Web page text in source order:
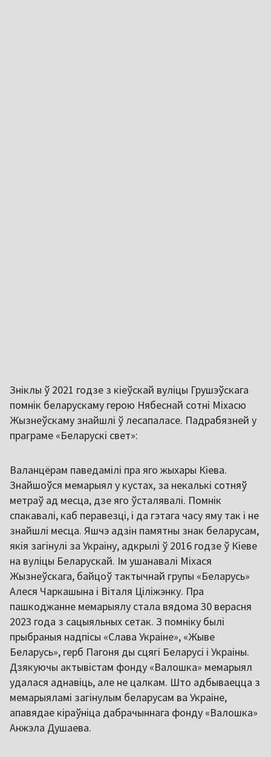
Зніклы ў 2021 годзе з кіеўскай вуліцы Грушэўскага
помнік беларускаму герою Нябеснай сотні Міхасю
Жызнеўскаму знайшлі ў лесапаласе. Падрабязней у
праграме «Беларускі свет»:
Валанцёрам паведамілі пра яго жыхары Кіева.
Знайшоўся мемарыял у кустах, за некалькі сотняў
метраў ад месца, дзе яго ўсталявалі. Помнік
спакавалі, каб перавезці, і да гэтага часу яму так і не
знайшлі месца. Яшчэ адзін памятны знак беларусам,
якія загінулі за Украіну, адкрылі ў 2016 годзе ў Кіеве
на вуліцы Беларускай. Ім ушанавалі Міхася
Жызнеўскага, байцоў тактычнай групы «Беларусь»
Алеся Чаркашына і Віталя Ціліжэнку. Пра
пашкоджанне мемарыялу стала вядома 30 верасня
2023 года з сацыяльных сетак. З помніку былі
прыбраныя надпісы «Слава Украіне», «Жыве
Беларусь», герб Пагоня ды сцягі Беларусі і Украіны.
Дзякуючы актывістам фонду «Валошка» мемарыял
удалася аднавіць, але не цалкам. Што адбываецца з
мемарыяламі загінулым беларусам ва Украіне,
апавядае кіраўніца дабрачыннага фонду «Валошка»
Анжэла Душаева.